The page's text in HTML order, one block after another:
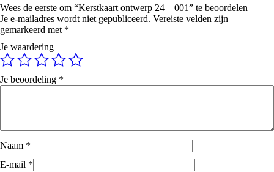
Wees de eerste om “Kerstkaart ontwerp 24 – 001” te beoordelen
Je e-mailadres wordt niet gepubliceerd. Vereiste velden zijn
gemarkeerd met *
Je waardering
Je beoordeling *
Naam *
E-mail *